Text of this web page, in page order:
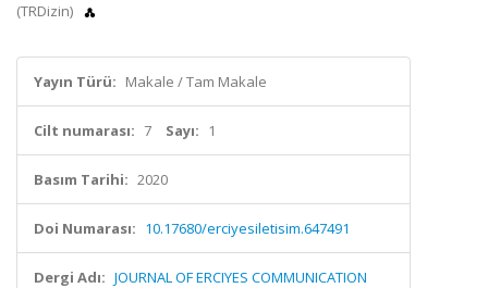
(TRDizin)
Yayın Türü: Makale / Tam Makale
Cilt numarası: 7 Sayı: 1
Basım Tarihi: 2020
Doi Numarası: 10.17680/erciyesiletisim.647491
Dergi Adı: JOURNAL OF ERCIYES COMMUNICATION